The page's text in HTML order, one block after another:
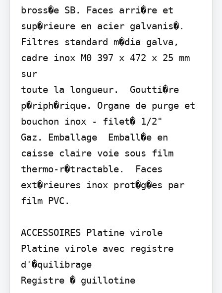
bross�e SB. Faces arri�re et
sup�rieure en acier galvanis�.
Filtres standard m�dia galva,
cadre inox M0 397 x 472 x 25 mm
sur
toute la longueur.  Goutti�re
p�riph�rique. Organe de purge et
bouchon inox - filet� 1/2"
Gaz. Emballage  Emball�e en
caisse claire voie sous film
thermo-r�tractable.  Faces
ext�rieures inox prot�g�es par
film PVC.
ACCESSOIRES Platine virole
Platine virole avec registre
d'�quilibrage
Registre � guillotine